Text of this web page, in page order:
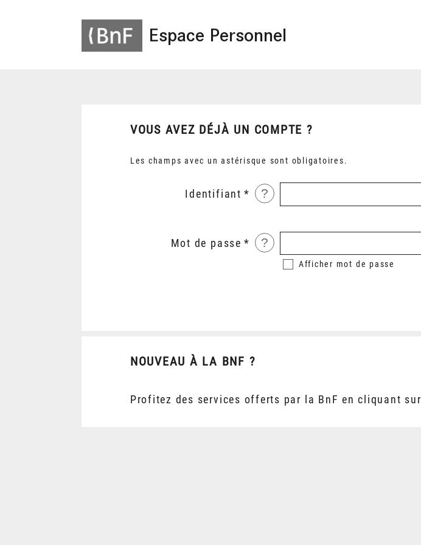
Espace Personnel
VOUS AVEZ DÉJÀ UN COMPTE ?
Les champs avec un astérisque sont obligatoires.
Identifiant ?
Mot de passe ?
Afficher mot de passe
NOUVEAU À LA BNF ?
Profitez des services offerts par la BnF en cliquant sur